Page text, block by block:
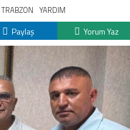
TRABZON YARDIM
Paylaş Yorum Yaz